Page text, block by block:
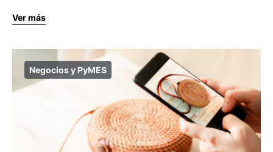
Ver más
Negocios y PyMES